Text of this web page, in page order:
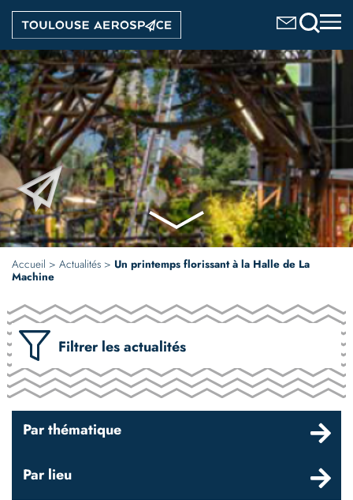
Aller
au
contenu
principal
Image
Accueil Actualités
Un printemps florissant à la Halle de La
Machine
Filtrer les actualités
Par thématique
Par lieu